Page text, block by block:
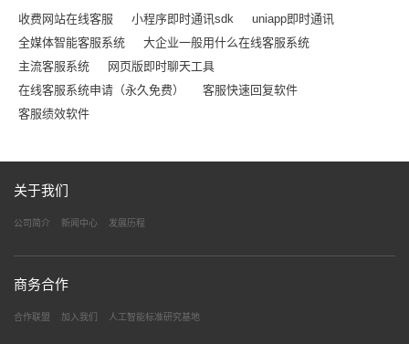
收费网站在线客服 小程序即时通讯sdk
uniapp即时通讯
全媒体智能客服系统
大企业一般用什么在线客服系统
主流客服系统
网页版即时聊天工具
在线客服系统申请（永久免费）
客服快速回复软件
客服绩效软件
关于我们
公司简介 新闻中心 发展历程
商务合作
合作联盟 加入我们 人工智能标准研究基地